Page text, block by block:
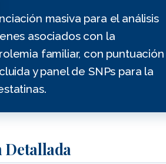
masiva para el análisis
asociados con la
familiar, con puntuación
y panel de SNPs para la
Detallada